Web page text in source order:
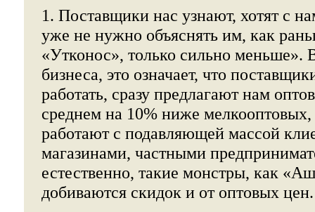
1. Поставщики нас узнают, хотят с
уже не нужно объяснять им, как
«Утконос», только сильно меньше».
бизнеса, это означает, что
работать, сразу предлагают нам
среднем на 10% ниже
работают с подавляющей массой
магазинами, частными
естественно, такие монстры, как
добиваются скидок и от оптовых цен.